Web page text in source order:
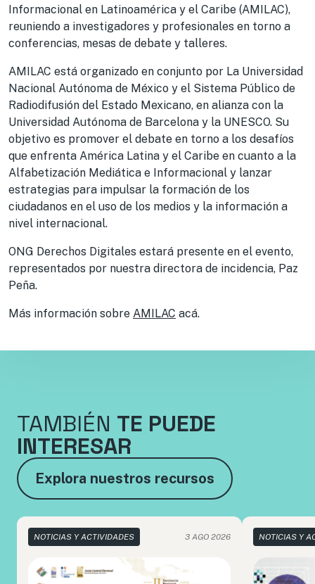
Informacional en Latinoamérica y el Caribe (AMILAC),
reuniendo a investigadores y profesionales en torno a
conferencias, mesas de debate y talleres.
AMILAC está organizado en conjunto por La Universidad
Nacional Autónoma de México y el Sistema Público de
Radiodifusión del Estado Mexicano, en alianza con la
Universidad Autónoma de Barcelona y la UNESCO. Su
objetivo es promover el debate en torno a los desafíos
que enfrenta América Latina y el Caribe en cuanto a la
Alfabetización Mediática e Informacional y lanzar
estrategias para impulsar la formación de los
ciudadanos en el uso de los medios y la información a
nivel internacional.
ONG Derechos Digitales estará presente en el evento,
representados por nuestra directora de incidencia, Paz
Peña.
Más información sobre AMILAC acá.
TAMBIÉN TE PUEDE
INTERESAR
Explora nuestros recursos
NOTICIAS Y ACTIVIDADES 3 AGO 2026 NOTICIAS Y